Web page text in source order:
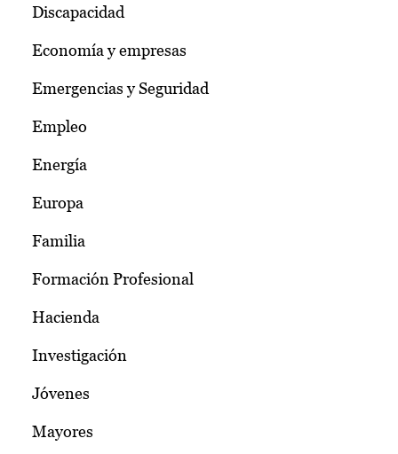
Discapacidad
Economía y empresas
Emergencias y Seguridad
Empleo
Energía
Europa
Familia
Formación Profesional
Hacienda
Investigación
Jóvenes
Mayores